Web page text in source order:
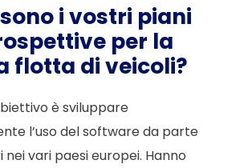
i vostri piani
per la
flotta di veicoli?
è sviluppare
l’uso del software da parte
nei vari paesi europei. Hanno